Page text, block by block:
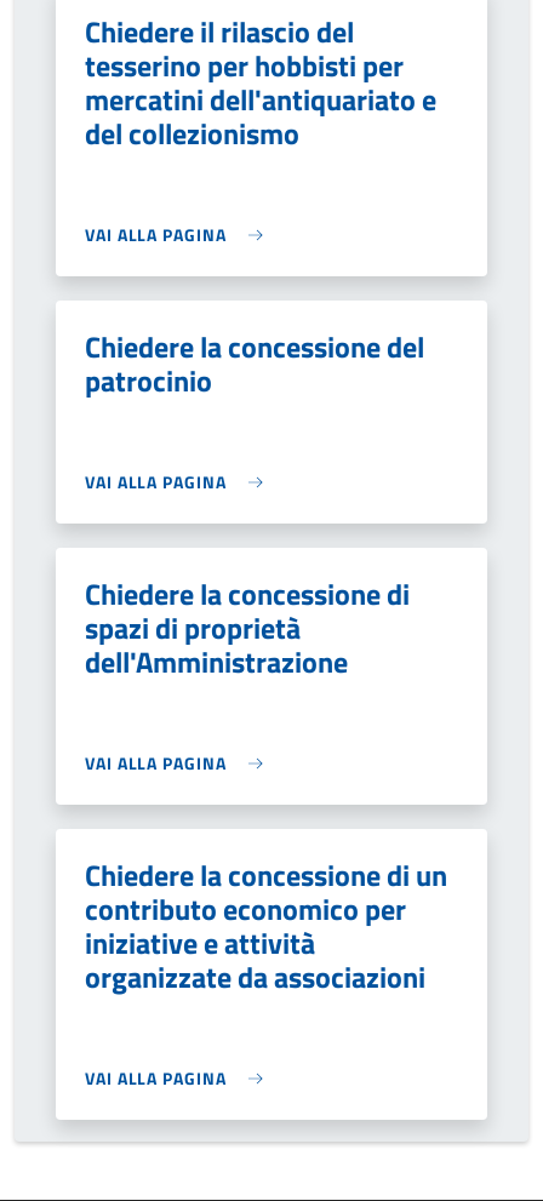
Chiedere il rilascio del
tesserino per hobbisti per
mercatini dell'antiquariato e
del collezionismo
VAI ALLA PAGINA
Chiedere la concessione del
patrocinio
VAI ALLA PAGINA
Chiedere la concessione di
spazi di proprietà
dell'Amministrazione
VAI ALLA PAGINA
Chiedere la concessione di un
contributo economico per
iniziative e attività
organizzate da associazioni
VAI ALLA PAGINA